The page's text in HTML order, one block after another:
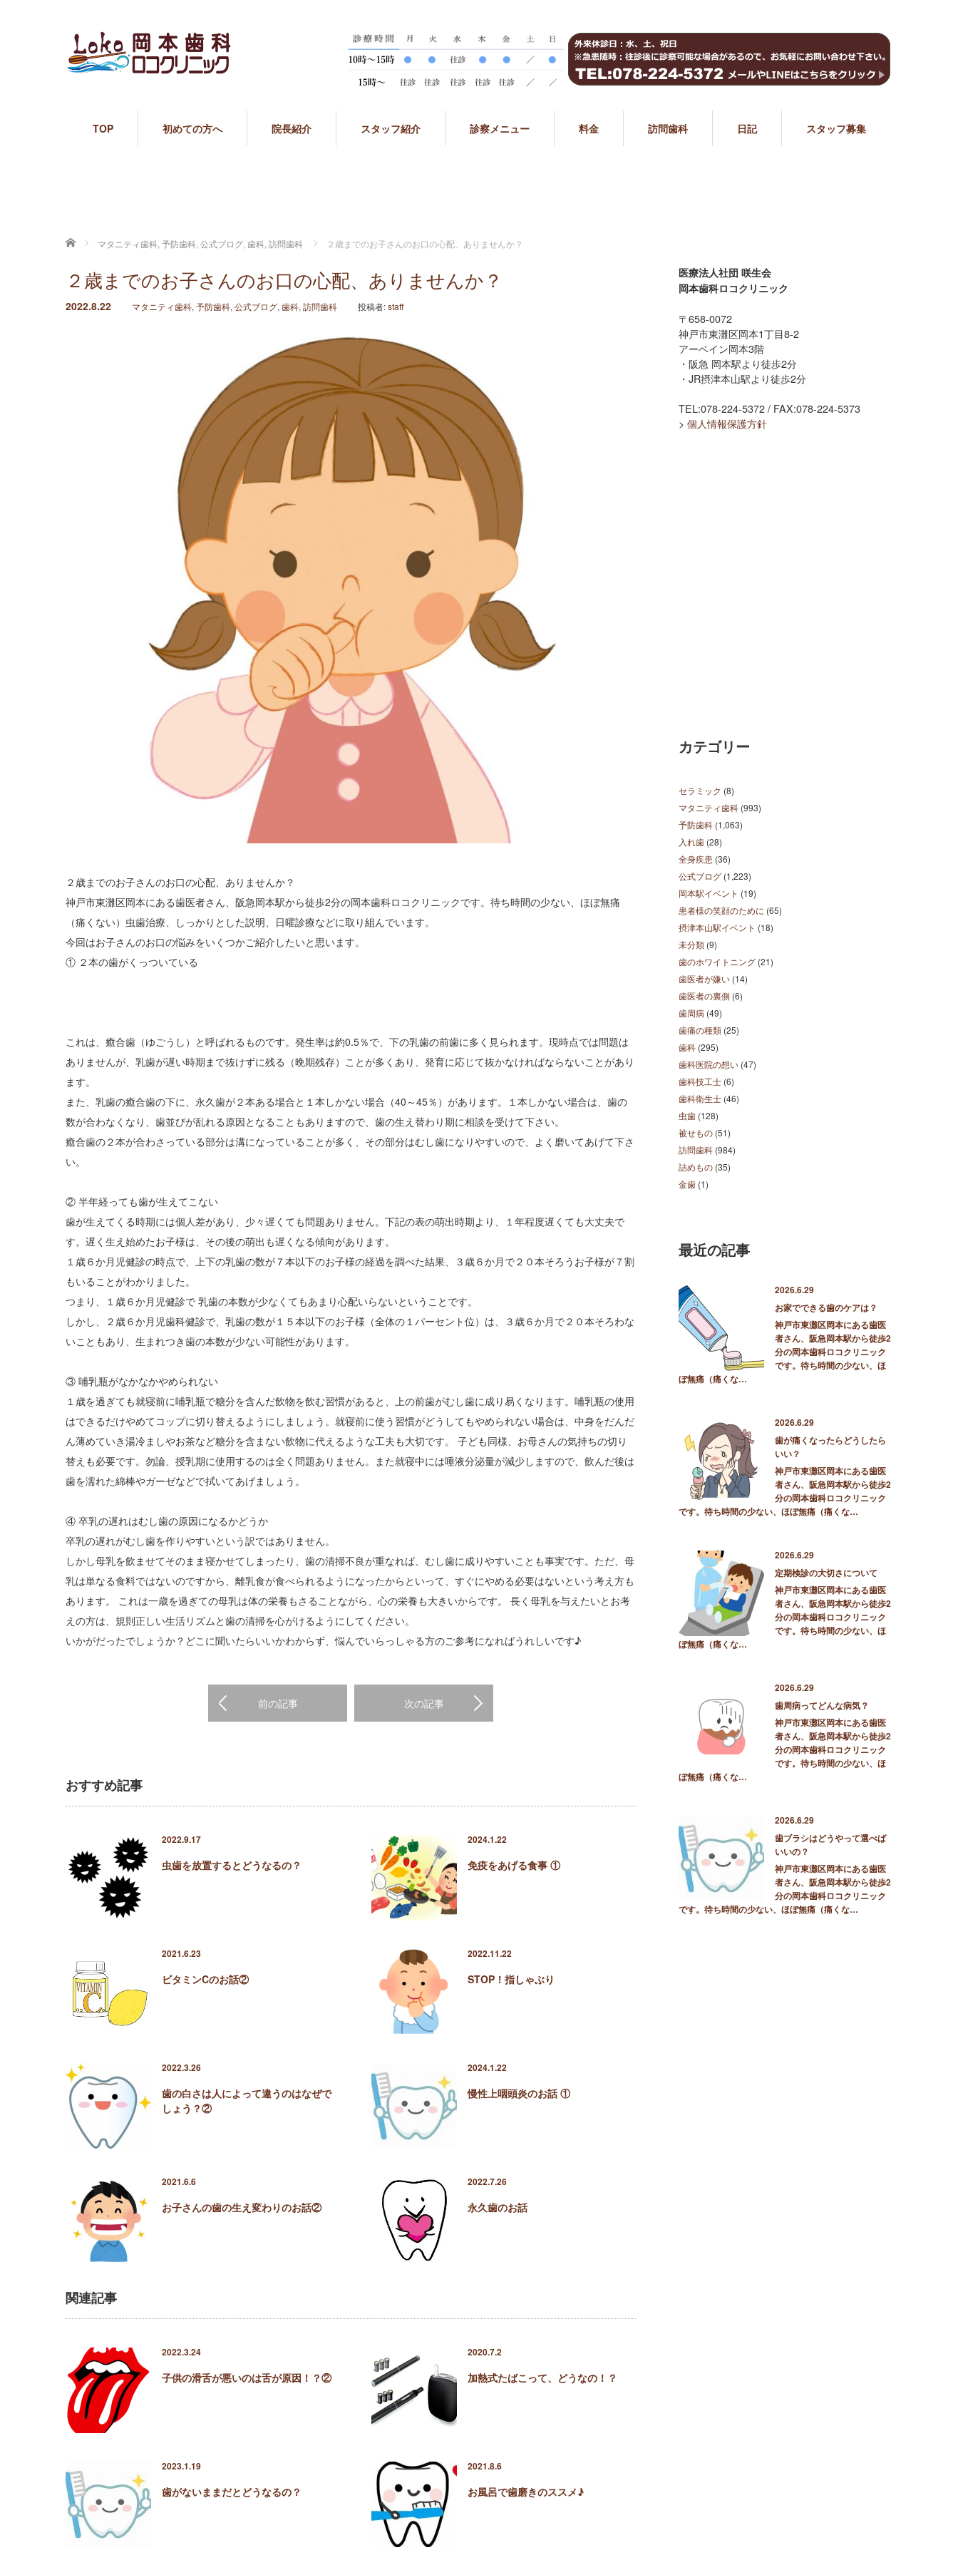
TOP 初めての方へ 院長紹介 スタッフ紹介 診察メニュー 料金 訪問歯科 日記 スタッフ募集
ホーム マタニティ歯科, 予防歯科, 公式ブログ, 歯科, 訪問歯科 ２歳までのお子さんのお口の心配、ありませんか？
２歳までのお子さんのお口の心配、ありませんか？
2022.8.22 マタニティ歯科, 予防歯科, 公式ブログ, 歯科, 訪問歯科 投稿者:staff
２歳までのお子さんのお口の心配、ありませんか？
神戸市東灘区岡本にある歯医者さん、阪急岡本駅から徒歩2分の岡本歯科ロコクリニックです。待ち時間の少ない、ほぼ無痛
（痛くない）虫歯治療、しっかりとした説明、日曜診療などに取り組んでいます。
今回はお子さんのお口の悩みをいくつかご紹介したいと思います。
① ２本の歯がくっついている
これは、癒合歯（ゆごうし）と呼ばれるものです。発生率は約0.5％で、下の乳歯の前歯に多く見られます。現時点では問題は
ありませんが、乳歯が遅い時期まで抜けずに残る（晩期残存）ことが多くあり、発育に応じて抜かなければならないことがあり
ます。
また、乳歯の癒合歯の下に、永久歯が２本ある場合と１本しかない場合（40～45％）があります。１本しかない場合は、歯の
数が合わなくなり、歯並びが乱れる原因となることもありますので、歯の生え替わり期に相談を受けて下さい。
癒合歯の２本が合わさっている部分は溝になっていることが多く、その部分はむし歯になりやすいので、よく磨いてあげて下さ
い。
② 半年経っても歯が生えてこない
歯が生えてくる時期には個人差があり、少々遅くても問題ありません。下記の表の萌出時期より、１年程度遅くても大丈夫で
す。遅く生え始めたお子様は、その後の萌出も遅くなる傾向があります。
１歳６か月児健診の時点で、上下の乳歯の数が７本以下のお子様の経過を調べた結果、３歳６か月で２０本そろうお子様が７割
もいることがわかりました。
つまり、１歳６か月児健診で 乳歯の本数が少なくてもあまり心配いらないということです。
しかし、２歳６か月児歯科健診で、乳歯の数が１５本以下のお子様（全体の１パーセント位）は、３歳６か月で２０本そろわな
いこともあり、生まれつき歯の本数が少ない可能性があります。
③ 哺乳瓶がなかなかやめられない
１歳を過ぎても就寝前に哺乳瓶で糖分を含んだ飲物を飲む習慣があると、上の前歯がむし歯に成り易くなります。哺乳瓶の使用
はできるだけやめてコップに切り替えるようにしましょう。就寝前に使う習慣がどうしてもやめられない場合は、中身をだんだ
ん薄めていき湯冷ましやお茶など糖分を含まない飲物に代えるような工夫も大切です。 子ども同様、お母さんの気持ちの切り
替えも必要です。勿論、授乳期に使用するのは全く問題ありません。また就寝中には唾液分泌量が減少しますので、飲んだ後は
歯を濡れた綿棒やガーゼなどで拭いてあげましょう。
④ 卒乳の遅れはむし歯の原因になるかどうか
卒乳の遅れがむし歯を作りやすいという訳ではありません。
しかし母乳を飲ませてそのまま寝かせてしまったり、歯の清掃不良が重なれば、むし歯に成りやすいことも事実です。ただ、母
乳は単なる食料ではないのですから、離乳食が食べられるようになったからといって、すぐにやめる必要はないという考え方も
あります。 これは一歳を過ぎての母乳は体の栄養もさることながら、心の栄養も大きいからです。 長く母乳を与えたいとお考
えの方は、規則正しい生活リズムと歯の清掃を心がけるようにしてください。
いかがだったでしょうか？どこに聞いたらいいかわからず、悩んでいらっしゃる方のご参考になればうれしいです♪
前の記事 次の記事
おすすめ記事
2022.9.17
虫歯を放置するとどうなるの？
2024.1.22
免疫をあげる食事 ①
2021.6.23
ビタミンCのお話②
2022.11.22
STOP！指しゃぶり
2022.3.26
歯の白さは人によって違うのはなぜで
しょう？②
2024.1.22
慢性上咽頭炎のお話 ①
2021.6.6
お子さんの歯の生え変わりのお話②
2022.7.26
永久歯のお話
関連記事
2022.3.24
子供の滑舌が悪いのは舌が原因！？②
2020.7.2
加熱式たばこって、どうなの！？
2023.1.19
歯がないままだとどうなるの？
2021.8.6
お風呂で歯磨きのススメ♪
医療法人社団 咲生会
岡本歯科ロコクリニック
〒658-0072
神戸市東灘区岡本1丁目8-2
アーベイン岡本3階
・阪急 岡本駅より徒歩2分
・JR摂津本山駅より徒歩2分
TEL:078-224-5372 / FAX:078-224-5373
> 個人情報保護方針
カテゴリー
セラミック (8)
マタニティ歯科 (993)
予防歯科 (1,063)
入れ歯 (28)
全身疾患 (36)
公式ブログ (1,223)
岡本駅イベント (19)
患者様の笑顔のために (65)
摂津本山駅イベント (18)
未分類 (9)
歯のホワイトニング (21)
歯医者が嫌い (14)
歯医者の裏側 (6)
歯周病 (49)
歯痛の種類 (25)
歯科 (295)
歯科医院の想い (47)
歯科技工士 (6)
歯科衛生士 (46)
虫歯 (128)
被せもの (51)
訪問歯科 (984)
詰めもの (35)
金歯 (1)
最近の記事
2026.6.29
お家でできる歯のケアは？
神戸市東灘区岡本にある歯医
者さん、阪急岡本駅から徒歩2
分の岡本歯科ロコクリニック
です。待ち時間の少ない、ほ
ぼ無痛（痛くな…
2026.6.29
歯が痛くなったらどうしたら
いい？
神戸市東灘区岡本にある歯医
者さん、阪急岡本駅から徒歩2
分の岡本歯科ロコクリニック
です。待ち時間の少ない、ほぼ無痛（痛くな…
2026.6.29
定期検診の大切さについて
神戸市東灘区岡本にある歯医
者さん、阪急岡本駅から徒歩2
分の岡本歯科ロコクリニック
です。待ち時間の少ない、ほ
ぼ無痛（痛くな…
2026.6.29
歯周病ってどんな病気？
神戸市東灘区岡本にある歯医
者さん、阪急岡本駅から徒歩2
分の岡本歯科ロコクリニック
です。待ち時間の少ない、ほ
ぼ無痛（痛くな…
2026.6.29
歯ブラシはどうやって選べば
いいの？
神戸市東灘区岡本にある歯医
者さん、阪急岡本駅から徒歩2
分の岡本歯科ロコクリニック
です。待ち時間の少ない、ほぼ無痛（痛くな…